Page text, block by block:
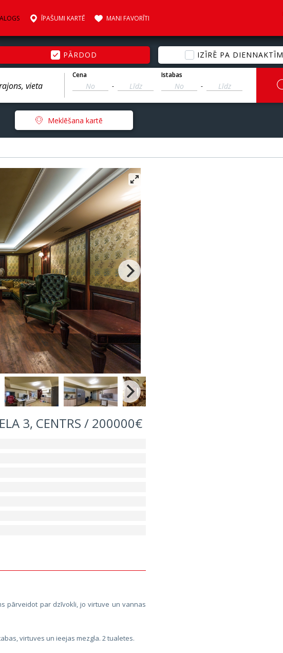
ĪPAŠUMI KARTĒ MANI FAVORĪTI
PĀRDOD IZĪRĒ PA DIENNAKTĪM
Cena
-
Istabas
-
Meklēšana kartē
3, CENTRS / 200000€
pārveidot par dzīvokli, jo virtuve un vannas
virtuves un ieejas mezgla. 2 tualetes.